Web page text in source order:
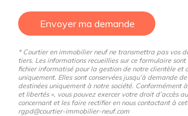
Envoyer ma demande
* Courtier en immobilier neuf ne transmettra pas vos
tiers. Les informations recueillies sur ce formulaire sont
fichier informatisé pour la gestion de notre clientèle et
uniquement. Elles sont conservées jusqu’à demande
destinées uniquement à notre société. Conformément
et libertés », vous pouvez exercer votre droit d’accès
concernant et les faire rectifier en nous contactant à
rgpd@courtier-immobilier-neuf.com